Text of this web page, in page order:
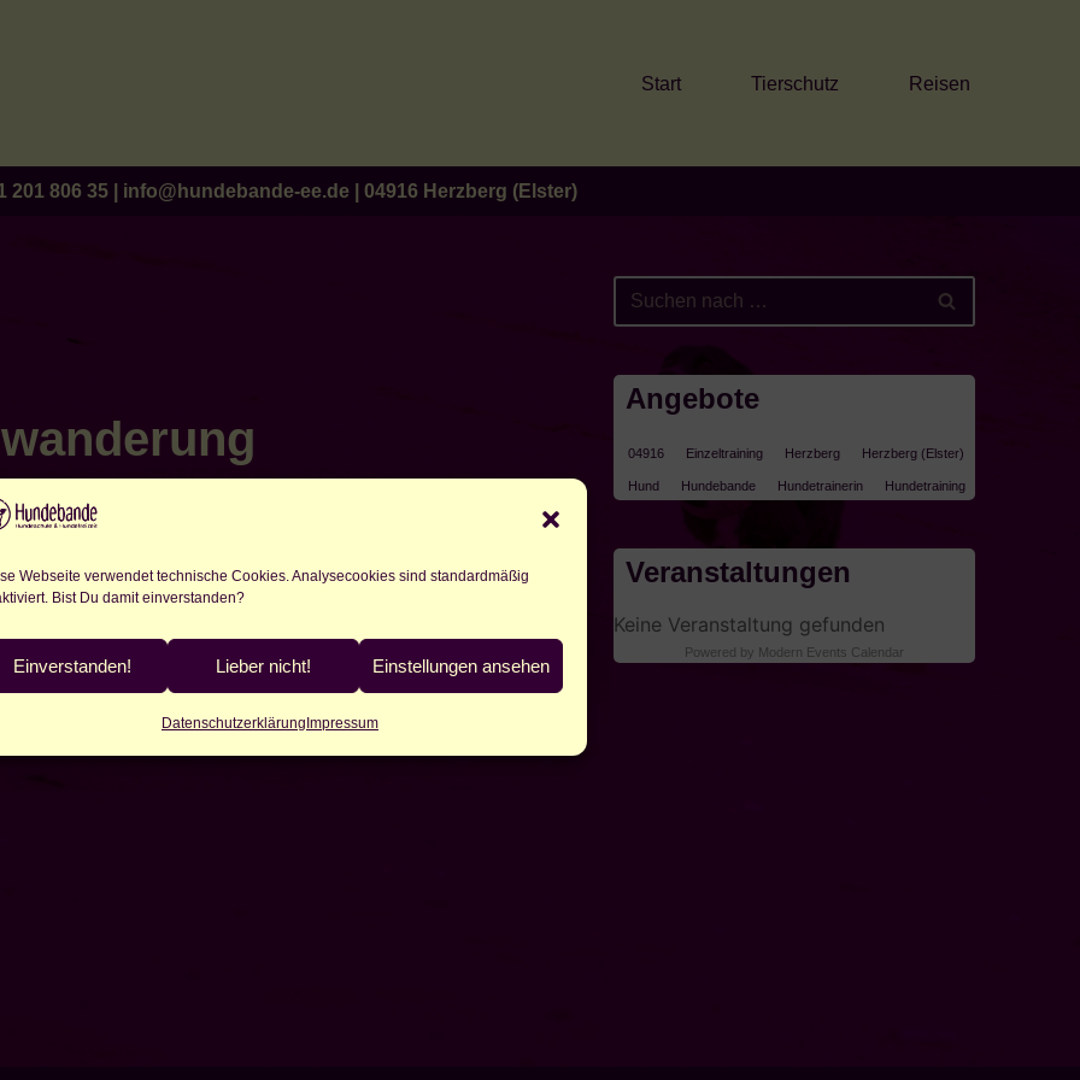
Webseite verwendet technische Cookies. Analysecookies sind standardmäßig
Bist Du damit einverstanden?
Einverstanden! Lieber nicht! Einstellungen ansehen
Datenschutzerklärung Impressum
Start Tierschutz Reisen
201 806 35| info@hundebande-ee.de 04916 Herzberg (Elster)
Angebote
04916 Einzeltraining Herzberg Herzberg (Elster)
Hund Hundebande Hundetrainerin Hundetraining
Veranstaltungen
Keine Veranstaltung gefunden
Powered by Modern Events Calendar